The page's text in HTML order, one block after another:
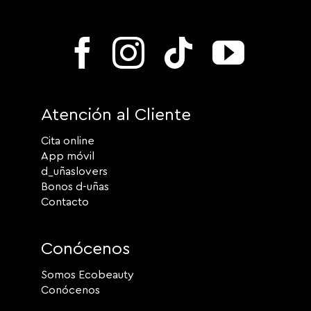
Atención al Cliente
Cita online
App móvil
d_uñaslovers
Bonos d-uñas
Contacto
Conócenos
Somos Ecobeauty
Conócenos